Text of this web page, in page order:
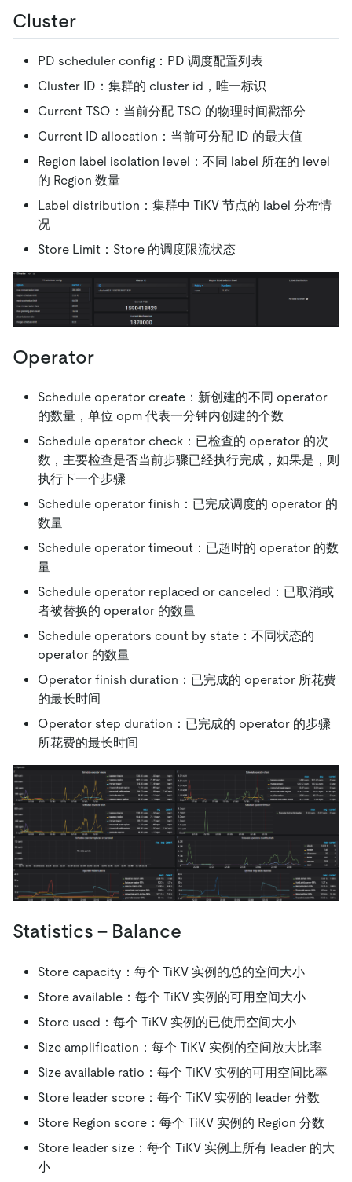
Cluster
PD scheduler config：PD 调度配置列表
Cluster ID：集群的 cluster id，唯一标识
Current TSO：当前分配 TSO 的物理时间戳部分
Current ID allocation：当前可分配 ID 的最大值
Region label isolation level：不同 label 所在的 level
的 Region 数量
Label distribution：集群中 TiKV 节点的 label 分布情
况
Store Limit：Store 的调度限流状态
Operator
Schedule operator create：新创建的不同 operator
的数量，单位 opm 代表一分钟内创建的个数
Schedule operator check：已检查的 operator 的次
数，主要检查是否当前步骤已经执行完成，如果是，则
执行下一个步骤
Schedule operator finish：已完成调度的 operator 的
数量
Schedule operator timeout：已超时的 operator 的数
量
Schedule operator replaced or canceled：已取消或
者被替换的 operator 的数量
Schedule operators count by state：不同状态的
operator 的数量
Operator finish duration：已完成的 operator 所花费
的最长时间
Operator step duration：已完成的 operator 的步骤
所花费的最长时间
Statistics - Balance
Store capacity：每个 TiKV 实例的总的空间大小
Store available：每个 TiKV 实例的可用空间大小
Store used：每个 TiKV 实例的已使用空间大小
Size amplification：每个 TiKV 实例的空间放大比率
Size available ratio：每个 TiKV 实例的可用空间比率
Store leader score：每个 TiKV 实例的 leader 分数
Store Region score：每个 TiKV 实例的 Region 分数
Store leader size：每个 TiKV 实例上所有 leader 的大
小